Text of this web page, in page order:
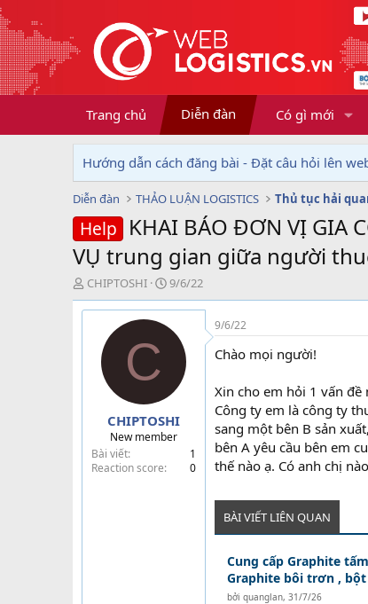
Trang chủ Diễn đàn Có gì mới
Hướng dẫn cách đăng bài - Đặt câu hỏi lên
Diễn đàn THẢO LUẬN LOGISTICS Thủ tục hải
Help KHAI BÁO ĐƠN VỊ GIA
VỤ trung gian giữa người
T
h
r
CHIPTOSHI
N
g
à
y
9/6/22
C
CHIPTOSHI
New member
Bài viết
1
Reaction score
0
9/6/22
Chào mọi người!
Xin cho em hỏi 1 vấn đề
Công ty em là công ty
sang một bên B sản
bên A yêu cầu bên em
thế nào ạ. Có anh chị
BÀI VIẾT LIÊN QUAN
Cung cấp Graphite
Graphite bôi trơn ,
bởi quanglan, 31/7/26